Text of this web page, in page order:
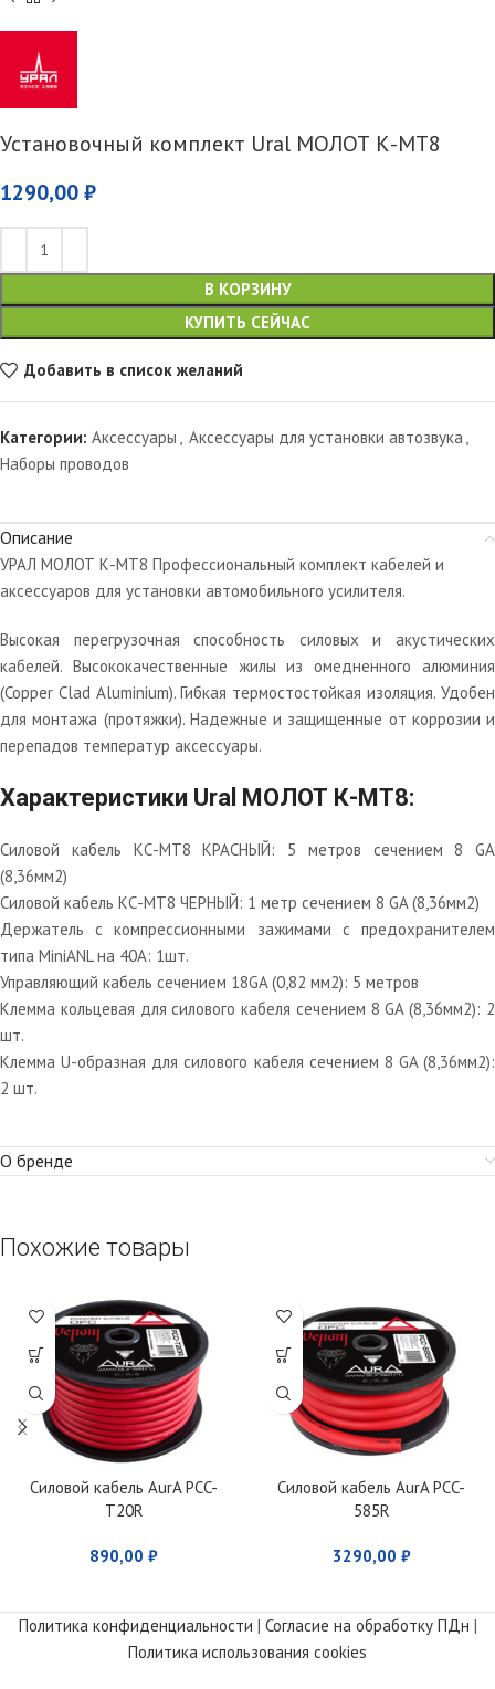
Установочный комплект Ural МОЛОТ К-МТ8
1290,00 ₽
В КОРЗИНУ
КУПИТЬ СЕЙЧАС
Добавить в список желаний
Категории: Аксессуары , Аксессуары для установки автозвука ,
Наборы проводов
Описание
УРАЛ МОЛОТ К-МТ8 Профессиональный комплект кабелей и
аксессуаров для установки автомобильного усилителя.
Высокая перегрузочная способность силовых и акустических
кабелей. Высококачественные жилы из омедненного алюминия
(Copper Clad Aluminium). Гибкая термостостойкая изоляция. Удобен
для монтажа (протяжки). Надежные и защищенные от коррозии и
перепадов температур аксессуары.
Характеристики Ural МОЛОТ К-МТ8:
Cиловой кабель КС-МТ8 КРАСНЫЙ: 5 метров сечением 8 GA
(8,36мм2)
Cиловой кабель КС-МТ8 ЧЕРНЫЙ: 1 метр сечением 8 GA (8,36мм2)
Держатель с компрессионными зажимами с предохранителем
типа MiniANL на 40А: 1шт.
Управляющий кабель сечением 18GA (0,82 мм2): 5 метров
Клемма кольцевая для силового кабеля сечением 8 GA (8,36мм2): 2
шт.
Клемма U-образная для силового кабеля сечением 8 GA (8,36мм2):
2 шт.
О бренде
Похожие товары
Силовой кабель AurA PCC-
T20R
890,00 ₽
Силовой кабель AurA PCC-
585R
3290,00 ₽
Политика конфиденциальности | Согласие на обработку ПДн |
Политика использования cookies